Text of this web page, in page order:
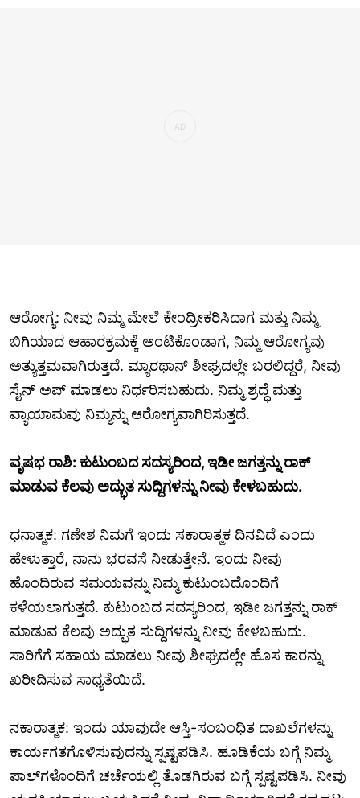
ಆರೋಗ್ಯ: ನೀವು ನಿಮ್ಮ ಮೇಲೆ ಕೇಂದ್ರೀಕರಿಸಿದಾಗ ಮತ್ತು ನಿಮ್ಮ
ಬಿಗಿಯಾದ ಆಹಾರಕ್ರಮಕ್ಕೆ ಅಂಟಿಕೊಂಡಾಗ, ನಿಮ್ಮ ಆರೋಗ್ಯವು
ಅತ್ಯುತ್ತಮವಾಗಿರುತ್ತದೆ. ಮ್ಯಾರಥಾನ್ ಶೀಘ್ರದಲ್ಲೇ ಬರಲಿದ್ದರೆ, ನೀವು
ಸೈನ್ ಅಪ್ ಮಾಡಲು ನಿರ್ಧರಿಸಬಹುದು. ನಿಮ್ಮ ಶ್ರದ್ಧೆ ಮತ್ತು
ವ್ಯಾಯಾಮವು ನಿಮ್ಮನ್ನು ಆರೋಗ್ಯವಾಗಿರಿಸುತ್ತದೆ.
ವೃಷಭ ರಾಶಿ: ಕುಟುಂಬದ ಸದಸ್ಯರಿಂದ, ಇಡೀ ಜಗತ್ತನ್ನು ರಾಕ್
ಮಾಡುವ ಕೆಲವು ಅದ್ಭುತ ಸುದ್ದಿಗಳನ್ನು ನೀವು ಕೇಳಬಹುದು.
ಧನಾತ್ಮಕ: ಗಣೇಶ ನಿಮಗೆ ಇಂದು ಸಕಾರಾತ್ಮಕ ದಿನವಿದೆ ಎಂದು
ಹೇಳುತ್ತಾರೆ, ನಾನು ಭರವಸೆ ನೀಡುತ್ತೇನೆ. ಇಂದು ನೀವು
ಹೊಂದಿರುವ ಸಮಯವನ್ನು ನಿಮ್ಮ ಕುಟುಂಬದೊಂದಿಗೆ
ಕಳೆಯಲಾಗುತ್ತದೆ. ಕುಟುಂಬದ ಸದಸ್ಯರಿಂದ, ಇಡೀ ಜಗತ್ತನ್ನು ರಾಕ್
ಮಾಡುವ ಕೆಲವು ಅದ್ಭುತ ಸುದ್ದಿಗಳನ್ನು ನೀವು ಕೇಳಬಹುದು.
ಸಾರಿಗೆಗೆ ಸಹಾಯ ಮಾಡಲು ನೀವು ಶೀಘ್ರದಲ್ಲೇ ಹೊಸ ಕಾರನ್ನು
ಖರೀದಿಸುವ ಸಾಧ್ಯತೆಯಿದೆ.
ನಕಾರಾತ್ಮಕ: ಇಂದು ಯಾವುದೇ ಆಸ್ತಿ-ಸಂಬಂಧಿತ ದಾಖಲೆಗಳನ್ನು
ಕಾರ್ಯಗತಗೊಳಿಸುವುದನ್ನು ಸ್ಪಷ್ಟಪಡಿಸಿ. ಹೂಡಿಕೆಯ ಬಗ್ಗೆ ನಿಮ್ಮ
ಪಾಲ್‌ಗಳೊಂದಿಗೆ ಚರ್ಚೆಯಲ್ಲಿ ತೊಡಗಿರುವ ಬಗ್ಗೆ ಸ್ಪಷ್ಟಪಡಿಸಿ. ನೀವು